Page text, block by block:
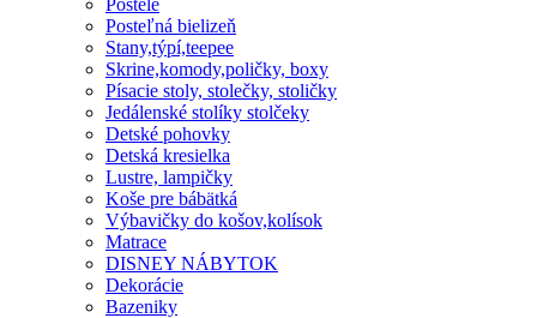
Posteľná bielizeň
Stany,týpí,teepee
Skrine,komody,poličky, boxy
Písacie stoly, stolečky, stoličky
Jedálenské stolíky stolčeky
Detské pohovky
Detská kresielka
Lustre, lampičky
Koše pre bábätká
Výbavičky do košov,kolísok
Matrace
DISNEY NÁBYTOK
Dekorácie
Bazeniky